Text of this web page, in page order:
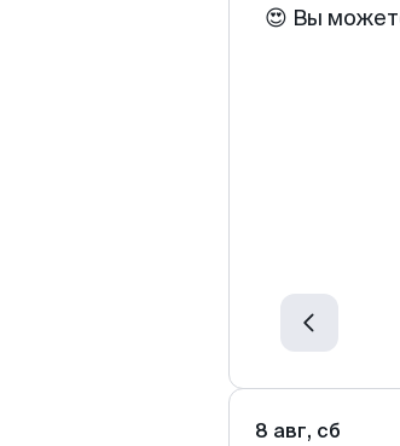
😍 Вы
8 авг, сб